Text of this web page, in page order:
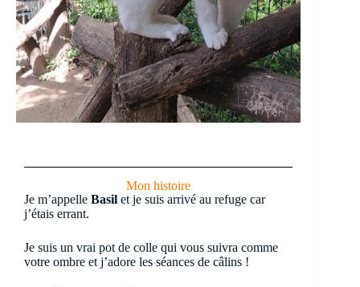
Mon histoire
Je m’appelle Basil et je suis arrivé au refuge car
j’étais errant.
Je suis un vrai pot de colle qui vous suivra comme
votre ombre et j’adore les séances de câlins !